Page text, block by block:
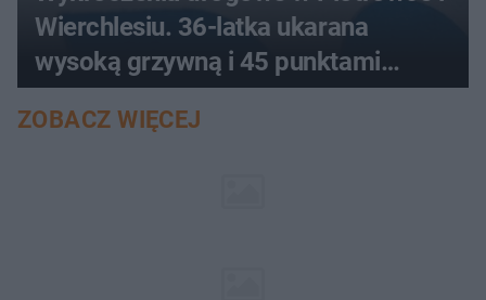
Wierchlesiu. 36-latka ukarana
wysoką grzywną i 45 punktami
karnymi
ZOBACZ WIĘCEJ